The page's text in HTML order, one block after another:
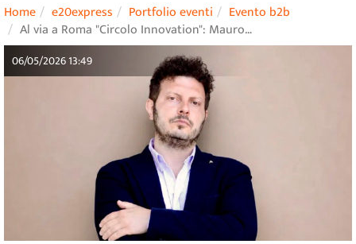
Home e20express Portfolio eventi
Evento b2b
Al via a Roma "Circolo Innovation": Mauro…
06/05/2026 13:49